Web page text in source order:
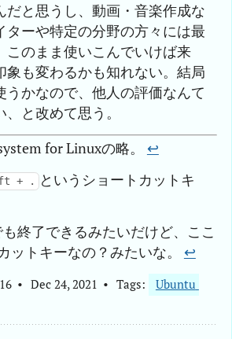
だと思うし、動画・音楽作成な
ターや特定の分野の方々には最
このまま使いこんでいけば来
象も変わるかも知れない。結局
うかなので、他人の評価なんて
と改めて思う。
for Linuxの略。 ↩︎
+ .
というショートカットキ
も終了できるみたいだけど、ここ
ットキーなの？みたいな。 ↩︎
Dec 24, 2021 Tags:
Ubuntu